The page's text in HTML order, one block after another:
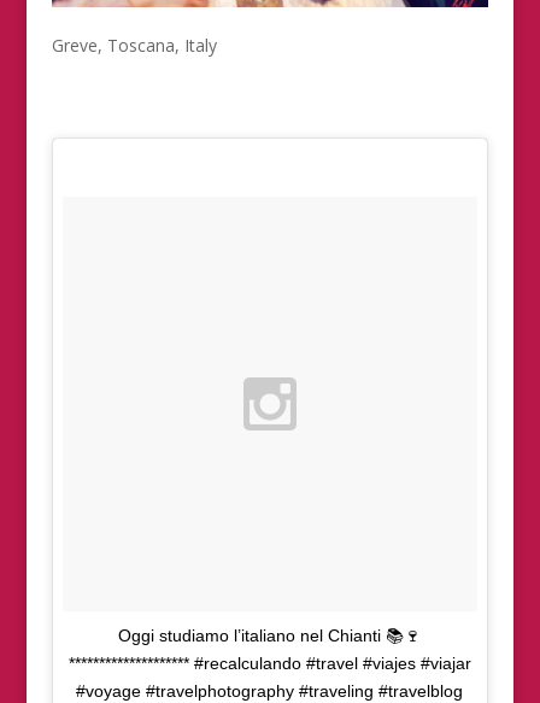
Greve, Toscana, Italy
Oggi studiamo l’italiano nel Chianti 📚🍷
******************** #recalculando #travel #viajes #viajar
#voyage #travelphotography #traveling #travelblog